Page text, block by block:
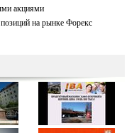
акциями
на рынке Форекс